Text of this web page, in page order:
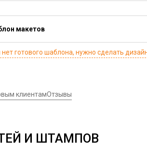
стоимость оснастки, пластиковая (обычная)
штемпельной подушки (синий,
- 540 руб.
удостоверяющий его подлинность.
сферах бизнеса, на них наносится
адрес, регистрационный номер и
любые печати, как для
корпораций. Предлагаем также
макетов
готового шаблона, нужно сделать
клиентамОтзывы
И ШТАМПОВ